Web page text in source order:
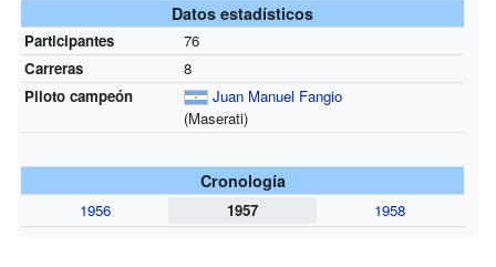
Datos estadísticos
Participantes
76
Carreras
8
Piloto campeón
Juan Manuel Fangio
(Maserati)
Cronología
1956 1957 1958